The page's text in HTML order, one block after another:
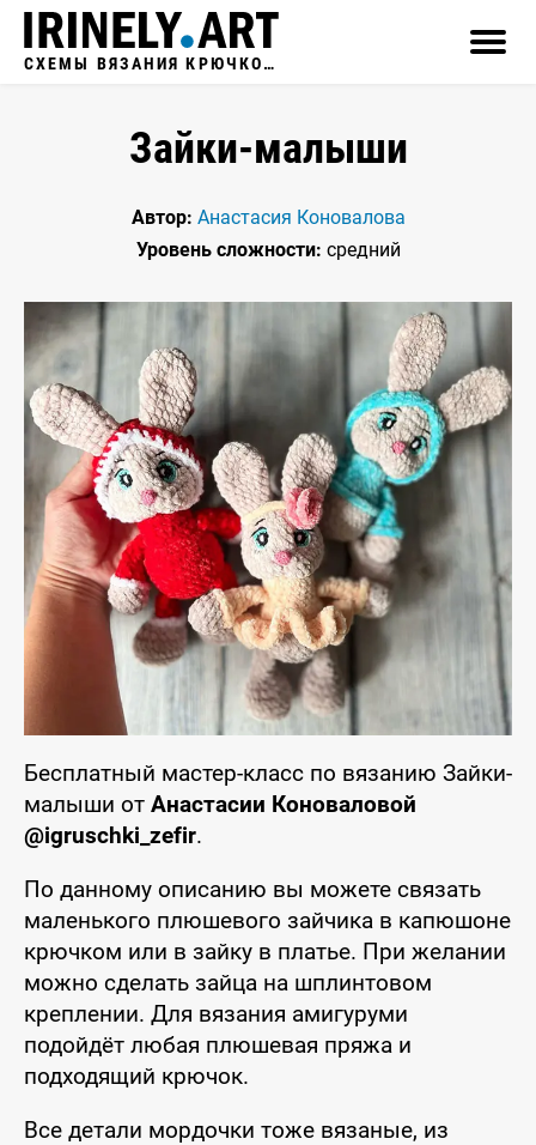
СХЕМЫ ВЯЗАНИЯ КРЮЧКОМ
Зайки-малыши
Автор: Анастасия Коновалова
Уровень сложности: средний
Бесплатный мастер-класс по вязанию Зайки-
малыши от Анастасии Коноваловой
@igruschki_zefir.
По данному описанию вы можете связать
маленького плюшевого зайчика в капюшоне
крючком или в зайку в платье. При желании
можно сделать зайца на шплинтовом
креплении. Для вязания амигуруми
подойдёт любая плюшевая пряжа и
подходящий крючок.
Все детали мордочки тоже вязаные, из